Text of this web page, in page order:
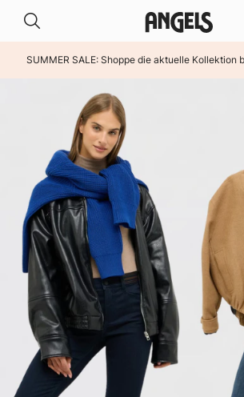
SUMMER SALE: Shoppe die aktuelle Kollektion